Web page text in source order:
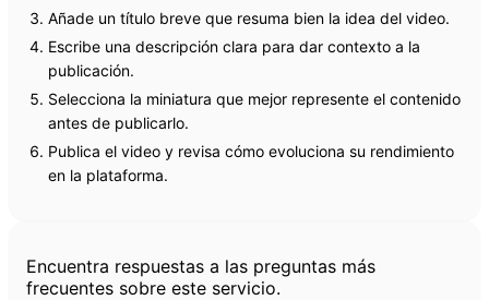
Añade un título breve que resuma bien la idea del video.
Escribe una descripción clara para dar contexto a la
publicación.
Selecciona la miniatura que mejor represente el contenido
antes de publicarlo.
Publica el video y revisa cómo evoluciona su rendimiento
en la plataforma.
Preguntas frecuentes
Encuentra respuestas a las preguntas más
frecuentes sobre este servicio.